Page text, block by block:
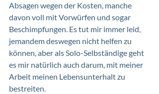
Absagen wegen der Kosten, manche
davon voll mit Vorwürfen und sogar
Beschimpfungen. Es tut mir immer leid,
jemandem deswegen nicht helfen zu
können, aber als Solo-Selbständige geht
es mir natürlich auch darum, mit meiner
Arbeit meinen Lebensunterhalt zu
bestreiten.